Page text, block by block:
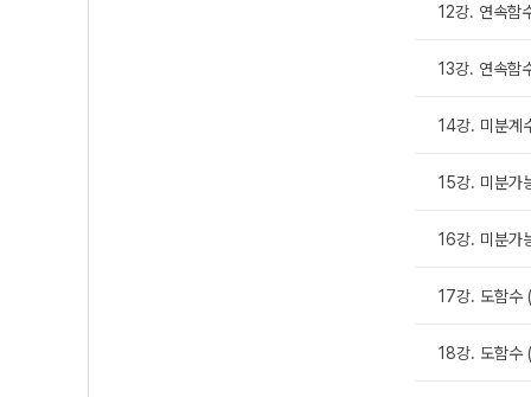
12강. 연속함
13강. 연속함
14강. 미분계
15강. 미분가
16강. 미분가
17강. 도함수
18강. 도함수